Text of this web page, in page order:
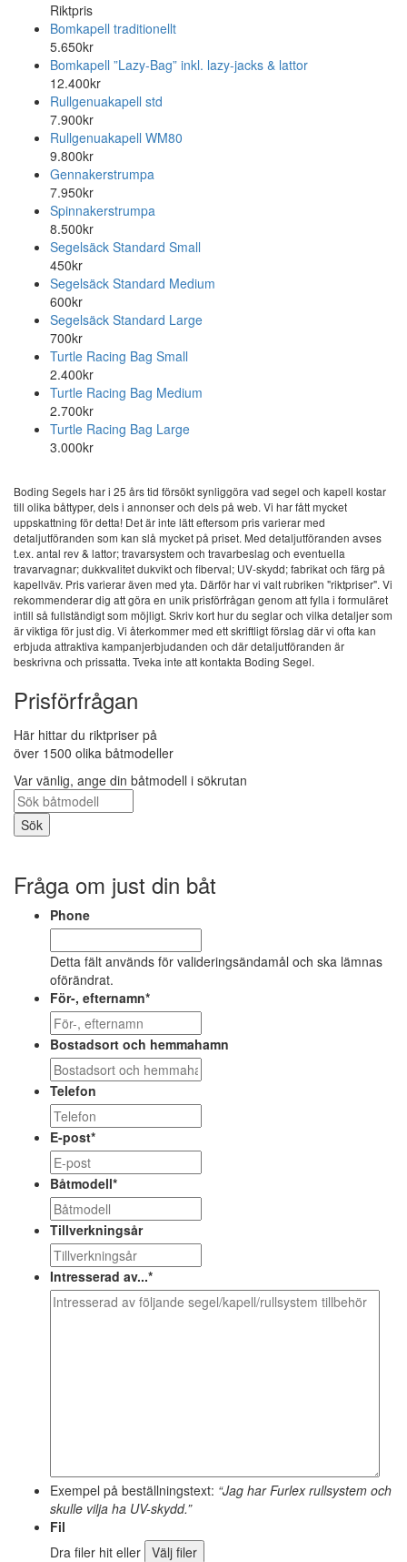
Riktpris
Bomkapell traditionellt
5.650kr
Bomkapell ”Lazy-Bag” inkl. lazy-jacks & lattor
12.400kr
Rullgenuakapell std
7.900kr
Rullgenuakapell WM80
9.800kr
Gennakerstrumpa
7.950kr
Spinnakerstrumpa
8.500kr
Segelsäck Standard Small
450kr
Segelsäck Standard Medium
600kr
Segelsäck Standard Large
700kr
Turtle Racing Bag Small
2.400kr
Turtle Racing Bag Medium
2.700kr
Turtle Racing Bag Large
3.000kr
Boding Segels har i 25 års tid försökt synliggöra vad segel och kapell kostar
till olika båttyper, dels i annonser och dels på web. Vi har fått mycket
uppskattning för detta! Det är inte lätt eftersom pris varierar med
detaljutföranden som kan slå mycket på priset. Med detaljutföranden avses
t.ex. antal rev & lattor; travarsystem och travarbeslag och eventuella
travarvagnar; dukkvalitet dukvikt och fiberval; UV-skydd; fabrikat och färg på
kapellväv. Pris varierar även med yta. Därför har vi valt rubriken "riktpriser". Vi
rekommenderar dig att göra en unik prisförfrågan genom att fylla i formuläret
intill så fullständigt som möjligt. Skriv kort hur du seglar och vilka detaljer som
är viktiga för just dig. Vi återkommer med ett skriftligt förslag där vi ofta kan
erbjuda attraktiva kampanjerbjudanden och där detaljutföranden är
beskrivna och prissatta. Tveka inte att kontakta Boding Segel.
Prisförfrågan
Här hittar du riktpriser på
över 1500 olika båtmodeller
Var vänlig, ange din båtmodell i sökrutan
Fråga om just din båt
Phone
Detta fält används för valideringsändamål och ska lämnas
oförändrat.
För-, efternamn*
Bostadsort och hemmahamn
Telefon
E-post*
Båtmodell*
Tillverkningsår
Intresserad av...*
Exempel på beställningstext: “Jag har Furlex rullsystem och
skulle vilja ha UV-skydd.”
Fil
Dra filer hit eller Välj filer